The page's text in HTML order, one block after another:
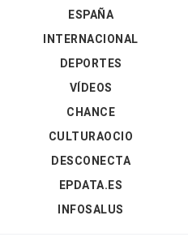
ESPAÑA
INTERNACIONAL
DEPORTES
VÍDEOS
CHANCE
CULTURAOCIO
DESCONECTA
EPDATA.ES
INFOSALUS